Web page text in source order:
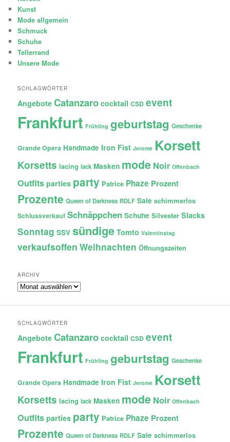
Kunst
Mode allgemein
Schmuck
Schuhe
Tellerrand
Unsere Mode
SCHLAGWÖRTER
Angebote Catanzaro cocktail CSD event
Frankfurt Frühling geburtstag Geschenke
Grande Opera Handmade Iron Fist Jerome Korsett
Korsetts lacing lack Masken mode Noir Offenbach
Outfits parties party Patrice Phaze Prozent
Prozente Queen of Darkness RDLF Sale schimmerlos
Schlussverkauf Schnäppchen Schuhe Silvester Slacks
Sonntag SSV sündige Tomto Valentinstag
verkaufsoffen Weihnachten Öffnungszeiten
ARCHIV
Archiv
SCHLAGWÖRTER
Angebote Catanzaro cocktail CSD event
Frankfurt Frühling geburtstag Geschenke
Grande Opera Handmade Iron Fist Jerome Korsett
Korsetts lacing lack Masken mode Noir Offenbach
Outfits parties party Patrice Phaze Prozent
Prozente Queen of Darkness RDLF Sale schimmerlos